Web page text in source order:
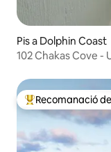
Pis a Dolphin Coast
102 Chakas Cove -
Principals
Recomanació